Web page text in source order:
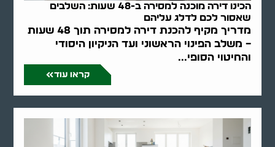
הכינו דירה מוכנה למסירה ב-48 שעות: השלבים
שאסור לכם לדלג עליהם
מדריך מקיף להכנת דירה למסירה תוך 48 שעות
– משלב הפינוי הראשוני ועד הניקיון היסודי
והחיטוי הסופי...
קראו עוד